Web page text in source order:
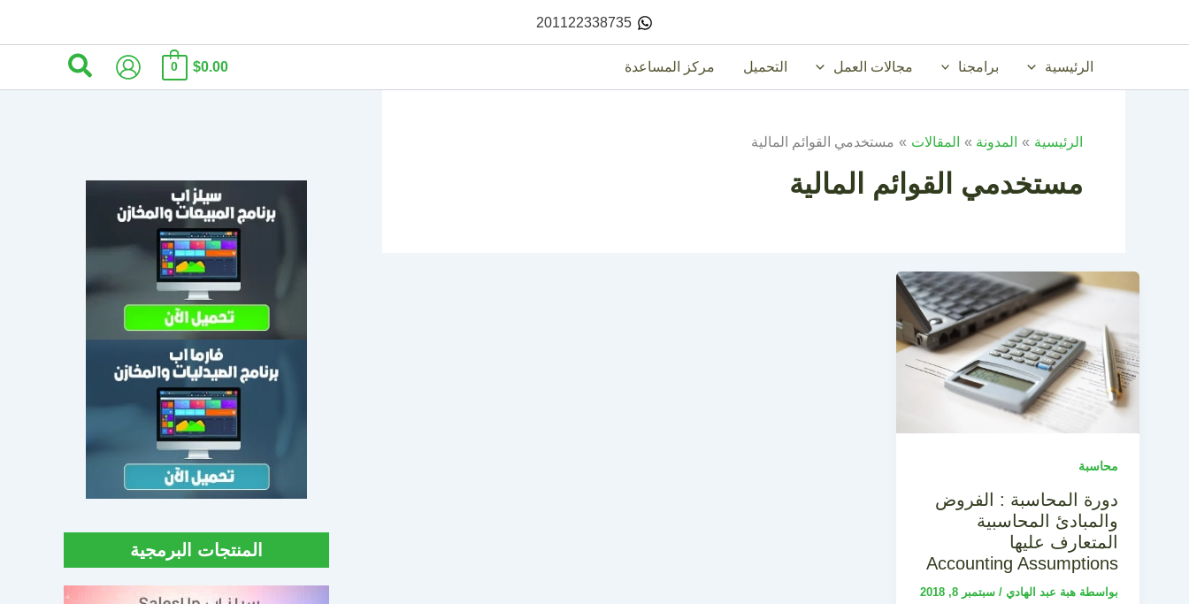
201122338735
الرئيسية برامجنا مجالات العمل التحميل مركز المساعدة $0.00
0 البحث
الرئيسية المدونة المقالات مستخدمي القوائم المالية
مستخدمي القوائم المالية
محاسبة
دورة المحاسبة : الفروض
والمبادئ المحاسبية
المتعارف عليها
Accounting Assumptions
بواسطة هبة عبد الهادي / سبتمبر 8, 2018
المنتجات البرمجية